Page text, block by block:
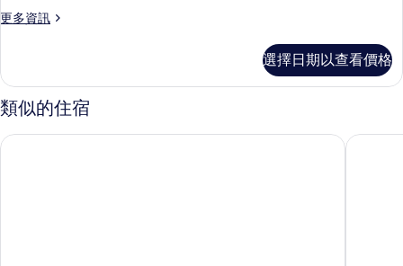
所
相
片
更多資訊
更
客
房
的
情
選擇日期以查看價格
類似的住宿
道方飯店 法國點